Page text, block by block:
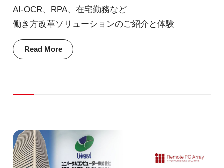
AI-OCR、RPA、在宅勤務など
働き方改革ソリューションのご紹介と体験
Read More